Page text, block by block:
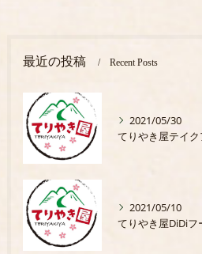
最近の投稿 Recent Posts
2021/05/30
てりやき屋テイク
2021/05/10
てりやき屋DiDiフ